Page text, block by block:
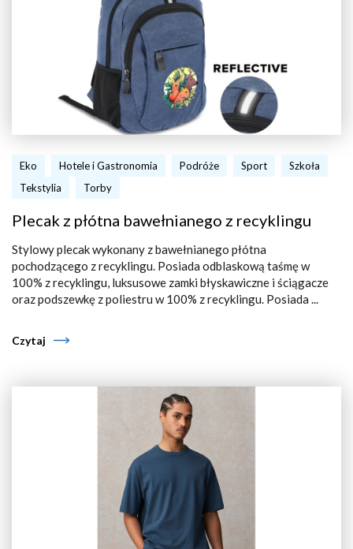
Eko Hotele i Gastronomia Podróże Sport
Szkoła
Tekstylia
Torby
Plecak z płótna bawełnianego z recyklingu
Stylowy plecak wykonany z bawełnianego płótna
pochodzącego z recyklingu. Posiada odblaskową taśmę w
100% z recyklingu, luksusowe zamki błyskawiczne i ściągacze
oraz podszewkę z poliestru w 100% z recyklingu. Posiada ...
Czytaj